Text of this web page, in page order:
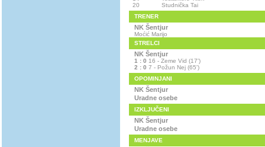
20
Studnička Tai
TRENER
NK Šentjur
Moćić Marijo
STRELCI
NK Šentjur
1 : 0 16 - Zeme Vid (17')
2 : 0 7 - Požun Nej (65')
OPOMINJANI
NK Šentjur
Uradne osebe
IZKLJUČENI
NK Šentjur
Uradne osebe
MENJAVE